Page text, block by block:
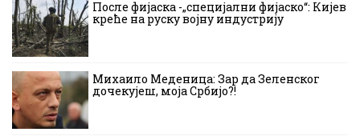
После фијаска -„специјални фијаско“: Кијев
креће на руску војну индустрију
Михаило Меденица: Зар да Зеленског
дочекујеш, моја Србијо?!